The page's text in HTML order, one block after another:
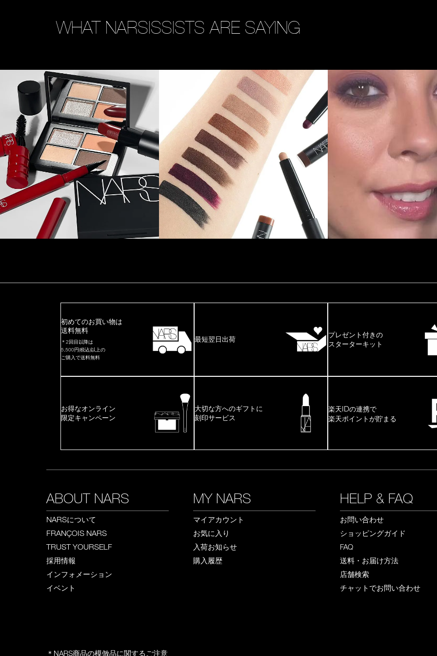
WHAT NARSISSISTS ARE SAYING
初めてのお買い物は
送料無料
＊2回目以降は
5,500円(税込)以上の
ご購入で送料無料
最短翌日出荷
プレゼント付きの
スターターキット
お得なオンライン
限定キャンペーン
大切な方へのギフトに
刻印サービス
楽天IDの連携で
楽天ポイントが貯まる
ABOUT NARS
NARSについて
FRANÇOIS NARS
TRUST YOURSELF
採用情報
インフォメーション
イベント
MY NARS
マイアカウント
お気に入り
入荷お知らせ
購入履歴
HELP & FAQ
お問い合わせ
ショッピングガイド
FAQ
送料・お届け方法
店舗検索
チャットでお問い合わせ
＊NARS商品の模倣品に関するご注意